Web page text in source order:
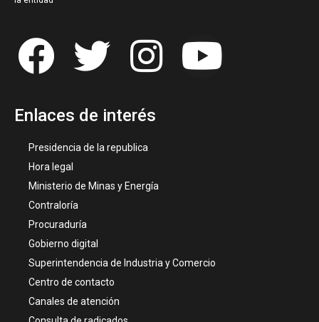
Enlaces de interés
Presidencia de la republica
Hora legal
Ministerio de Minas y Energía
Contraloría
Procuraduría
Gobierno digital
Superintendencia de Industria y Comercio
Centro de contacto
Canales de atención